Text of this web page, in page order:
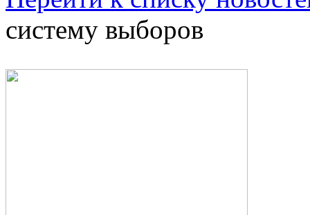
систему выборов